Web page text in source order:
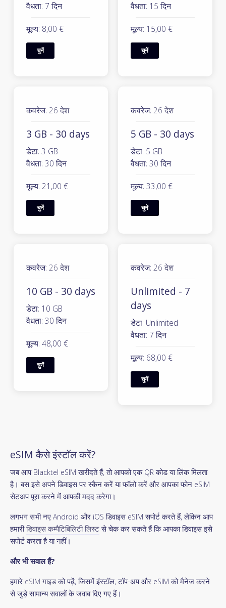
वैधता: 7 दिन
मूल्य: 8,00 €
चुनें
वैधता: 15 दिन
मूल्य: 15,00 €
चुनें
कवरेज: 26 देश
3 GB - 30 days
डेटा: 3 GB
वैधता: 30 दिन
मूल्य: 21,00 €
चुनें
कवरेज: 26 देश
5 GB - 30 days
डेटा: 5 GB
वैधता: 30 दिन
मूल्य: 33,00 €
चुनें
कवरेज: 26 देश
10 GB - 30 days
डेटा: 10 GB
वैधता: 30 दिन
मूल्य: 48,00 €
चुनें
कवरेज: 26 देश
Unlimited - 7
days
डेटा: Unlimited
वैधता: 7 दिन
मूल्य: 68,00 €
चुनें
eSIM कैसे इंस्टॉल करें?
जब आप Blacktel eSIM खरीदते हैं, तो आपको एक QR कोड या लिंक मिलता
है। बस इसे अपने डिवाइस पर स्कैन करें या फॉलो करें और आपका फोन eSIM
सेटअप पूरा करने में आपकी मदद करेगा।
लगभग सभी नए Android और iOS डिवाइस eSIM सपोर्ट करते हैं, लेकिन आप
हमारीडिवाइस कम्पैटिबिलिटी लिस्टसे चेक कर सकते हैं कि आपका डिवाइस इसे
सपोर्ट करता है या नहीं।
और भी सवाल हैं?
हमारे eSIM गाइडको पढ़ें, जिसमें इंस्टॉल, टॉप-अप और eSIM को मैनेज करने
से जुड़े सामान्य सवालों के जवाब दिए गए हैं।